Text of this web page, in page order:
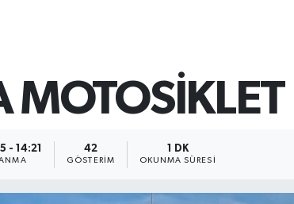
- 14:21 42
GÖSTERIM
1 DK
OKUNMA SÜRESI